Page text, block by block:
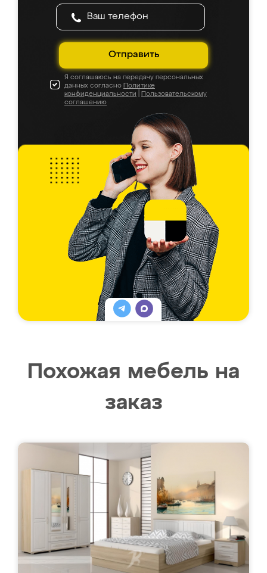
Отправить
Я соглашаюсь на передачу персональных
данных согласно Политике
конфиденциальности
Пользовательскому
соглашению
Похожая мебель на
заказ